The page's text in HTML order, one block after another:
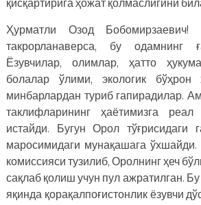
Ҳурматли Озод
такрорланаверса, бу одамнинг
Ёзувчилар, олимлар, ҳатто
болалар ўлими, экологик бўҳрон
минбарлардан туриб гапирадилар.
таклифларининг ҳаётимизга реал
истайди. Бугун Орол тўғрисидаги
маросимидаги мунақашага
комиссияси тузилиб, Оролнинг ҳеч
сақлаб қолиш учун пул ажратилган.
яқинда қорақалпоғистонлик ёзувчи